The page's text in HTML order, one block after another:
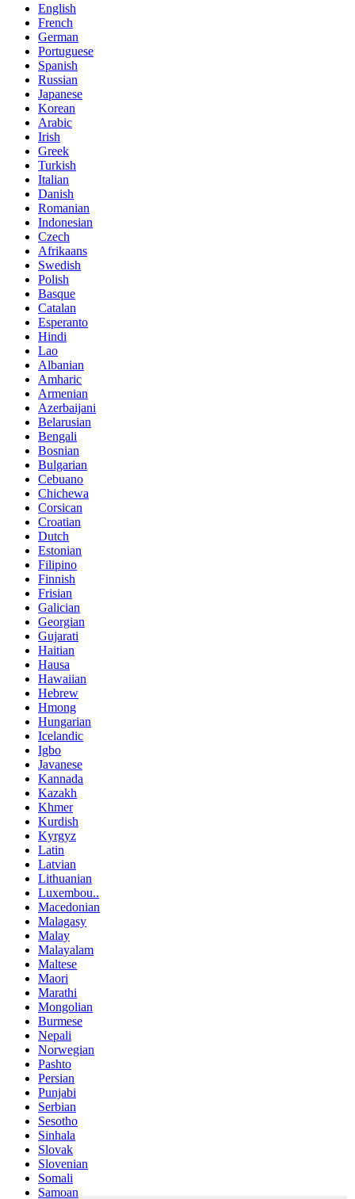
English
French
German
Portuguese
Spanish
Russian
Japanese
Korean
Arabic
Irish
Greek
Turkish
Italian
Danish
Romanian
Indonesian
Czech
Afrikaans
Swedish
Polish
Basque
Catalan
Esperanto
Hindi
Lao
Albanian
Amharic
Armenian
Azerbaijani
Belarusian
Bengali
Bosnian
Bulgarian
Cebuano
Chichewa
Corsican
Croatian
Dutch
Estonian
Filipino
Finnish
Frisian
Galician
Georgian
Gujarati
Haitian
Hausa
Hawaiian
Hebrew
Hmong
Hungarian
Icelandic
Igbo
Javanese
Kannada
Kazakh
Khmer
Kurdish
Kyrgyz
Latin
Latvian
Lithuanian
Luxembou..
Macedonian
Malagasy
Malay
Malayalam
Maltese
Maori
Marathi
Mongolian
Burmese
Nepali
Norwegian
Pashto
Persian
Punjabi
Serbian
Sesotho
Sinhala
Slovak
Slovenian
Somali
Samoan